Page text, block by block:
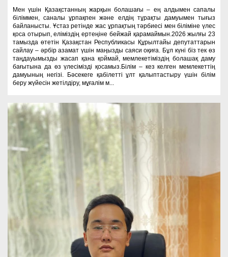
Мен үшін Қазақстанның жарқын болашағы – ең алдымен сапалы
біліммен, саналы ұрпақпен және елдің тұрақты дамуымен тығыз
байланысты. Ұстаз ретінде жас ұрпақтың тәрбиесі мен біліміне үлес
қоса отырып, еліміздің ертеңіне бейжай қарамаймын.2026 жылғы 23
тамызда өтетін Қазақстан Республикасы Құрылтайы депутаттарын
сайлау – әрбір азамат үшін маңызды саяси оқиға. Бұл күні біз тек өз
таңдауымызды жасап қана қоймай, мемлекетіміздің болашақ даму
бағытына да өз үлесімізді қосамыз.Білім – кез келген мемлекеттің
дамуының негізі. Бәсекеге қабілетті ұлт қалыптастыру үшін білім
беру жүйесін жетілдіру, мұғалім м...